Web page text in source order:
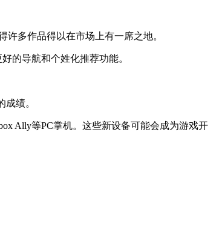
多作品得以在市场上有一席之地。
的导航和个姓化推荐功能。
绩。
Ally等PC掌机。这些新设备可能会成为游戏开